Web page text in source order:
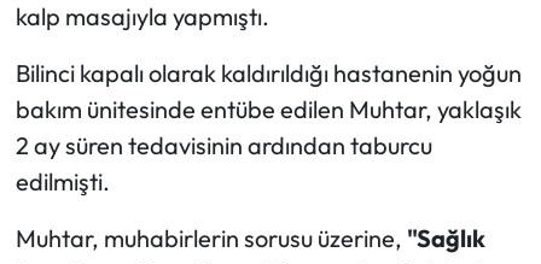
kalp masajıyla yapmıştı.
Bilinci kapalı olarak kaldırıldığı hastanenin yoğun
bakım ünitesinde entübe edilen Muhtar, yaklaşık
2 ay süren tedavisinin ardından taburcu
edilmişti.
Muhtar, muhabirlerin sorusu üzerine, "Sağlık